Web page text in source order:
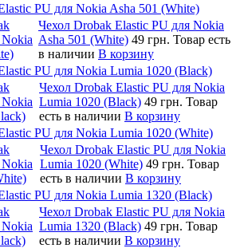
PU для Nokia Asha 501 (White)
Чехол Drobak Elastic PU для Nokia
Asha 501 (White) 49 грн. Товар есть
в наличии В корзину
PU для Nokia Lumia 1020 (Black)
Чехол Drobak Elastic PU для Nokia
Lumia 1020 (Black) 49 грн. Товар
есть в наличии В корзину
PU для Nokia Lumia 1020 (White)
Чехол Drobak Elastic PU для Nokia
Lumia 1020 (White) 49 грн. Товар
есть в наличии В корзину
PU для Nokia Lumia 1320 (Black)
Чехол Drobak Elastic PU для Nokia
Lumia 1320 (Black) 49 грн. Товар
есть в наличии В корзину